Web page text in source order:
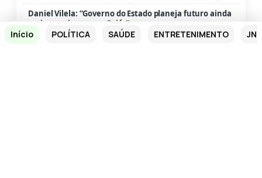
Início POLÍTICA SAÚDE ENTRETENIMENTO JN
Daniel Vilela: “Governo do Estado planeja futuro ainda
mais promissor para Goiás”